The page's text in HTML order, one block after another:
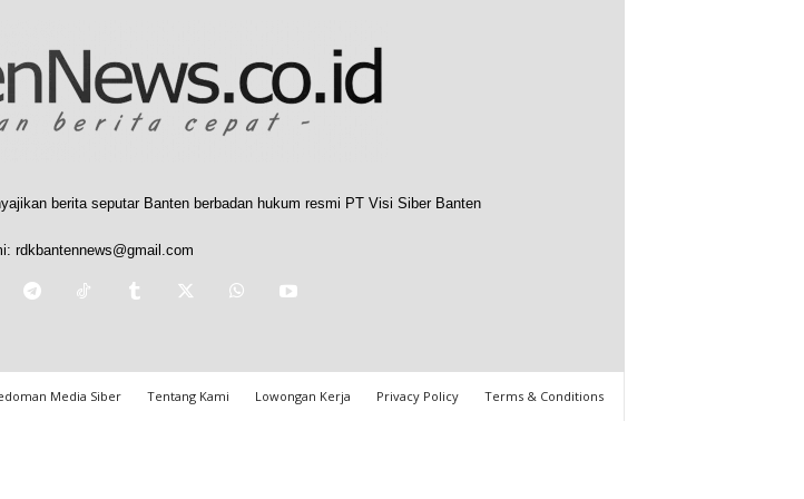
berita seputar Banten berbadan hukum resmi PT Visi Siber Banten
rdkbantennews@gmail.com
Media Siber Tentang Kami Lowongan Kerja Privacy Policy Terms & Conditions